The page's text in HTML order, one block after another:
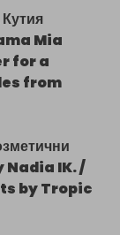
to make
will
of our
and
Mia
for a
from
IK. /
by Tropic